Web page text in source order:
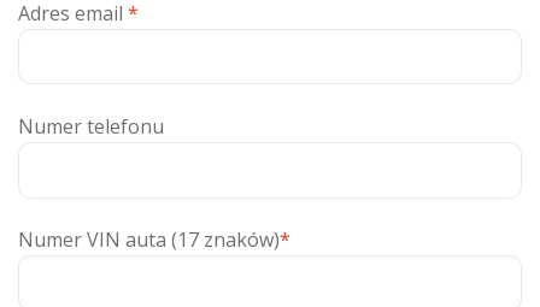
Adres email *
Numer telefonu
Numer VIN auta (17 znaków)*